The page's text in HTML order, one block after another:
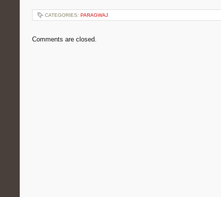
CATEGORIES: PARAGWAJ
Comments are closed.